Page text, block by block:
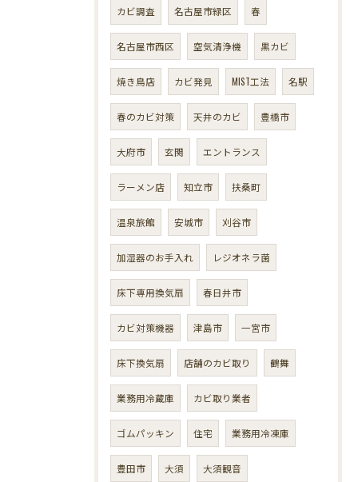
カビ調査 名古屋市緑区 春
名古屋市西区 空気清浄機 黒カビ
焼き鳥店 カビ発見 MIST工法 名駅
春のカビ対策 天井のカビ 豊橋市
大府市 玄関 エントランス
ラーメン店 知立市 扶桑町
温泉旅館 安城市 刈谷市
加湿器のお手入れ レジオネラ菌
床下専用換気扇 春日井市
カビ対策機器 津島市 一宮市
床下換気扇 店舗のカビ取り 鶴舞
業務用冷蔵庫 カビ取り業者
ゴムパッキン 住宅 業務用冷凍庫
豊田市 大須 大須観音